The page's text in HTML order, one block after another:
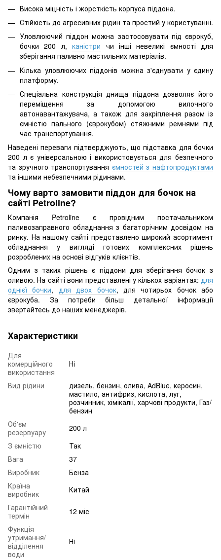
Висока міцність і жорсткість корпуса піддона.
Стійкість до агресивних рідин та простий у користуванні.
Уловлюючий піддон можна застосовувати під єврокуб,
бочки 200 л,каністри чи інші невеликі ємності для
зберігання паливно-мастильних матеріалів.
Кілька уловлюючих піддонів можна з'єднувати у єдину
платформу.
Спеціальна конструкція днища піддона дозволяє його
переміщення за допомогою вилочного
автонавантажувача, а також для закріплення разом із
ємністю пального (єврокубом) стяжними ремнями під
час транспортування.
Наведені переваги підтверджують, що підставка для бочки
200 л є універсальною і використовується для безпечного
та зручного транспортування ємностей з нафтопродуктами
та іншими небезпечними рідинами.
Чому варто замовити піддон для бочок на
сайті Petroline?
Компанія Petroline є провідним постачальником
паливозаправного обладнання з багаторічним досвідом на
ринку. На нашому сайті представлено широкий асортимент
обладнання у вигляді готових комплексних рішень
розроблених на основі відгуків клієнтів.
Одним з таких рішень є піддони для зберігання бочок з
оливою. На сайті вони представлені у кількох варіантах: для
однієї бочки, для двох бочок, для чотирьох бочок або
єврокуба. За потреби більш детальної інформації
звертайтесь до наших менеджерів.
Характеристики
Для
комерційного
використання
Ні
Вид рідини
дизель, бензин, олива, AdBlue, керосин,
мастило, антифриз, кислота, луг,
розчинник, хімікалії, харчові продукти, Газ/
бензин
Об'єм
резервуару
200 л
З ємністю
Так
Вага
37
Виробник
Бенза
Країна
виробник
Китай
Гарантійний
термін
12 міс
Функція
утримання/
відділення
води
Ні